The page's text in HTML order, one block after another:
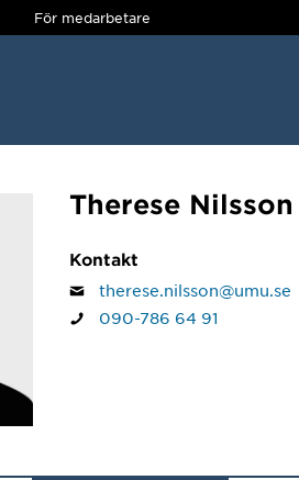
För medarbetare
Therese Nilsson
Kontakt
therese.nilsson@umu.se
090-786 64 91